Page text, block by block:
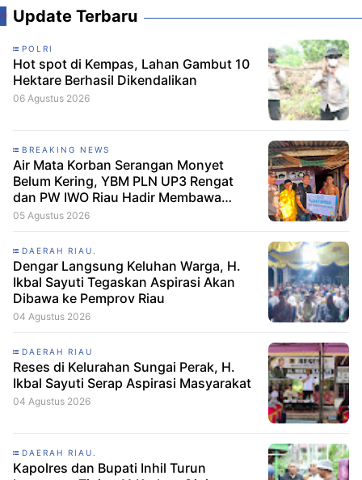
Update Terbaru
POLRI
Hot spot di Kempas, Lahan Gambut 10
Hektare Berhasil Dikendalikan
06 Agustus 2026
BREAKING NEWS
Air Mata Korban Serangan Monyet
Belum Kering, YBM PLN UP3 Rengat
dan PW IWO Riau Hadir Membawa
Harapan
05 Agustus 2026
DAERAH RIAU.
Dengar Langsung Keluhan Warga, H.
Ikbal Sayuti Tegaskan Aspirasi Akan
Dibawa ke Pemprov Riau
04 Agustus 2026
DAERAH RIAU
Reses di Kelurahan Sungai Perak, H.
Ikbal Sayuti Serap Aspirasi Masyarakat
04 Agustus 2026
DAERAH RIAU.
Kapolres dan Bupati Inhil Turun